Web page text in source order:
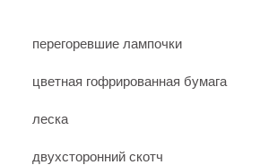
перегоревшие лампочки
цветная гофрированная бумага
леска
двухсторонний скотч